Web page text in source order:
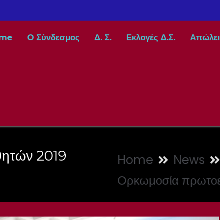
O Σύνδεσμος Δ. Σ. Εκλογές Δ.Σ.
2019 Home News
Ορκωμοσία